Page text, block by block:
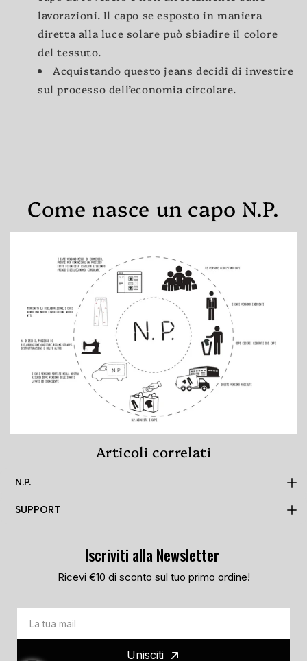
lavorazioni. Il capo se esposto in maniera
diretta alla luce solare può sbiadire il colore
del tessuto.
Acquistando questo jeans decidi di investire
sul processo dell’economia circolare.
Come nasce un capo N.P.
Articoli correlati
N.P.
TRACKING PAGE
STORES
SUPPORT
PRIVACY POLICY
COOKIE POLICY
ARCHIVE
Iscriviti alla Newsletter
Ricevi €10 di sconto sul tuo primo ordine!
Unisciti